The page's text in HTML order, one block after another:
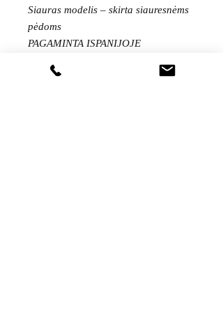
Siauras modelis – skirta siauresnėms
pėdoms
PAGAMINTA ISPANIJOJE